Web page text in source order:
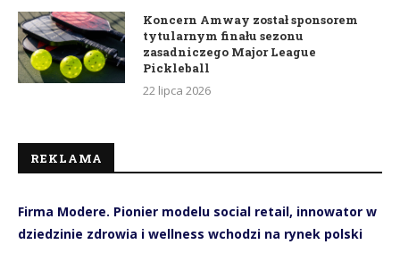
Koncern Amway został sponsorem
tytularnym finału sezonu
zasadniczego Major League
Pickleball
22 lipca 2026
REKLAMA
Firma Modere. Pionier modelu social retail, innowator w
dziedzinie zdrowia i wellness wchodzi na rynek polski